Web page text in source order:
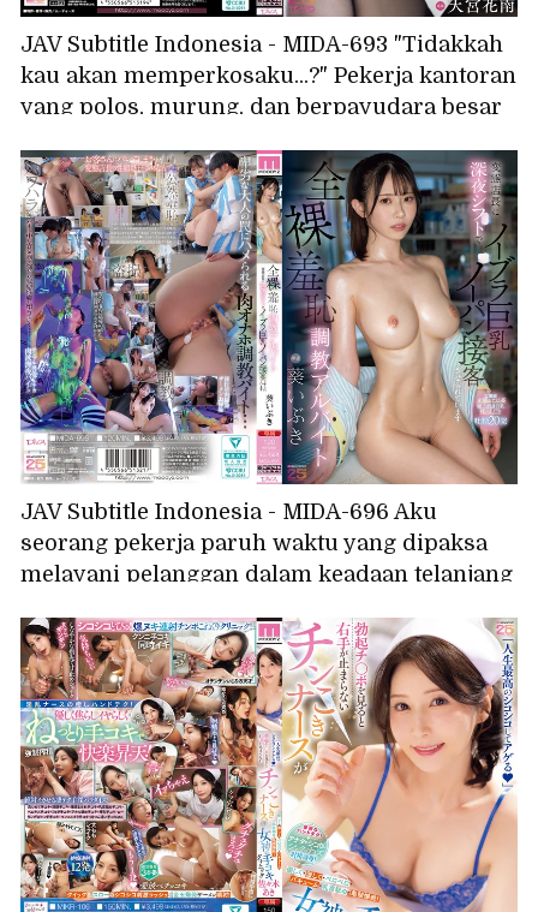
JAV Subtitle Indonesia - MIDA-693 "Tidakkah
kau akan memperkosaku...?" Pekerja kantoran
yang polos, murung, dan berpayudara besar
untuk memancingku agar diperkosa; dia
adalah wadah sperma masokis. - Amamiya
Kana
JAV Subtitle Indonesia - MIDA-696 Aku
seorang pekerja paruh waktu yang dipaksa
melayani pelanggan dalam keadaan telanjang
yang mesum selama shift larut malam. (Aoi
Ibuki)